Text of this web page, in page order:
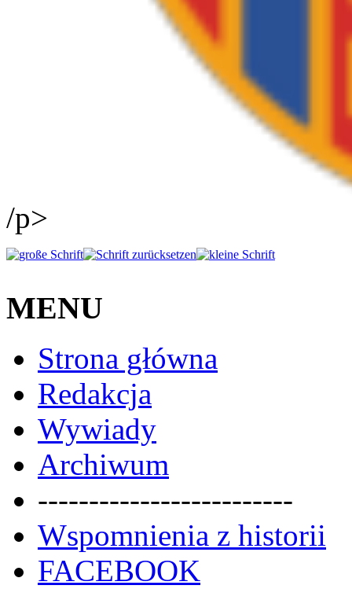
/p>
MENU
Strona główna
Redakcja
Wywiady
Archiwum
-------------------------
Wspomnienia z historii
FACEBOOK